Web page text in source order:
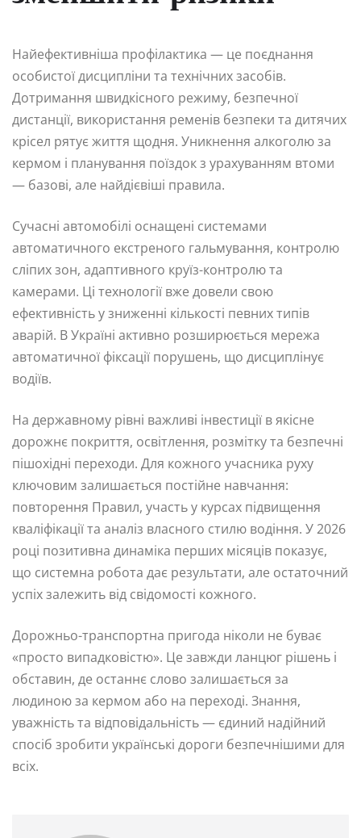
Найефективніша профілактика — це поєднання
особистої дисципліни та технічних засобів.
Дотримання швидкісного режиму, безпечної
дистанції, використання ременів безпеки та дитячих
крісел рятує життя щодня. Уникнення алкоголю за
кермом і планування поїздок з урахуванням втоми
— базові, але найдієвіші правила.
Сучасні автомобілі оснащені системами
автоматичного екстреного гальмування, контролю
сліпих зон, адаптивного круїз-контролю та
камерами. Ці технології вже довели свою
ефективність у зниженні кількості певних типів
аварій. В Україні активно розширюється мережа
автоматичної фіксації порушень, що дисциплінує
водіїв.
На державному рівні важливі інвестиції в якісне
дорожнє покриття, освітлення, розмітку та безпечні
пішохідні переходи. Для кожного учасника руху
ключовим залишається постійне навчання:
повторення Правил, участь у курсах підвищення
кваліфікації та аналіз власного стилю водіння. У 2026
році позитивна динаміка перших місяців показує,
що системна робота дає результати, але остаточний
успіх залежить від свідомості кожного.
Дорожньо-транспортна пригода ніколи не буває
«просто випадковістю». Це завжди ланцюг рішень і
обставин, де останнє слово залишається за
людиною за кермом або на переході. Знання,
уважність та відповідальність — єдиний надійний
спосіб зробити українські дороги безпечнішими для
всіх.